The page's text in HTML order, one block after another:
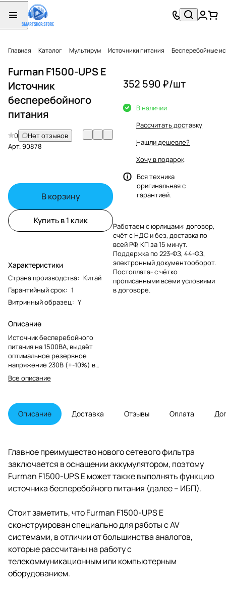
Главная Каталог Мультирум Источники питания Бесперебойные
Furman F1500-UPS E
Источник
бесперебойного
питания
0
Нет отзывов
Арт.90878
В корзину
Купить в 1 клик
Характеристики
Страна производства: Китай
Гарантийный срок: 1
Витринный образец: Y
Описание
Источник бесперебойного
питания на 1500ВА, выдаёт
оптимальное резервное
напряжение 230В (+-10%) в
случае отключения
электроэнергии на время от 12
для подключения потребителей
на задней панели. Технологии
SMP, LiFT, EVS. Триггерные вход и
компонентами. Интерфейсы RS-
232, USB-B. Светодиодный
индикатор статуса банков
питания и защиты, дисплей на
передней панели.
Все описание
352 590 ₽/шт
В наличии
Рассчитать доставку
Нашли дешевле?
Хочу в подарок
Вся техника
оригинальная с
гарантией.
Работаем с юрлицами: договор,
счёт с НДС и без, доставка по
всей РФ, КП за 15 минут.
Поддержка по 223-ФЗ, 44-ФЗ,
электронный документооборот.
Постоплата- с чётко
прописанными всеми условиями
в договоре.
Описание Доставка Отзывы Оплата
Главное преимущество нового сетевого фильтра
заключается в оснащении аккумулятором, поэтому
Furman F1500-UPS E может также выполнять функцию
источника бесперебойного питания (далее – ИБП).
Стоит заметить, что Furman F1500-UPS Е
сконструирован специально для работы с AV
системами, в отличии от большинства аналогов,
которые рассчитаны на работу с
телекоммуникационным или компьютерным
оборудованием.